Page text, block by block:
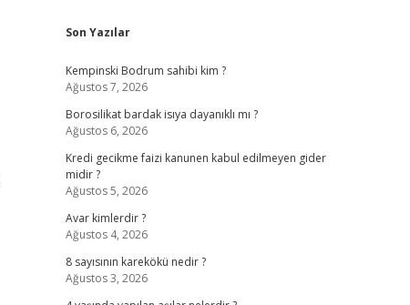
Sidebar
Son Yazılar
Kempinski Bodrum sahibi kim ?
Ağustos 7, 2026
Borosilikat bardak isıya dayanıklı mı ?
Ağustos 6, 2026
Kredi gecikme faizi kanunen kabul edilmeyen gider
midir ?
Ağustos 5, 2026
Avar kimlerdir ?
Ağustos 4, 2026
8 sayısının karekökü nedir ?
Ağustos 3, 2026